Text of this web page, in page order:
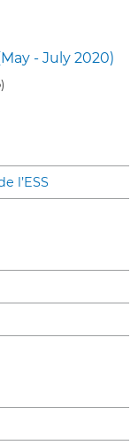
- July 2020)
l’ESS